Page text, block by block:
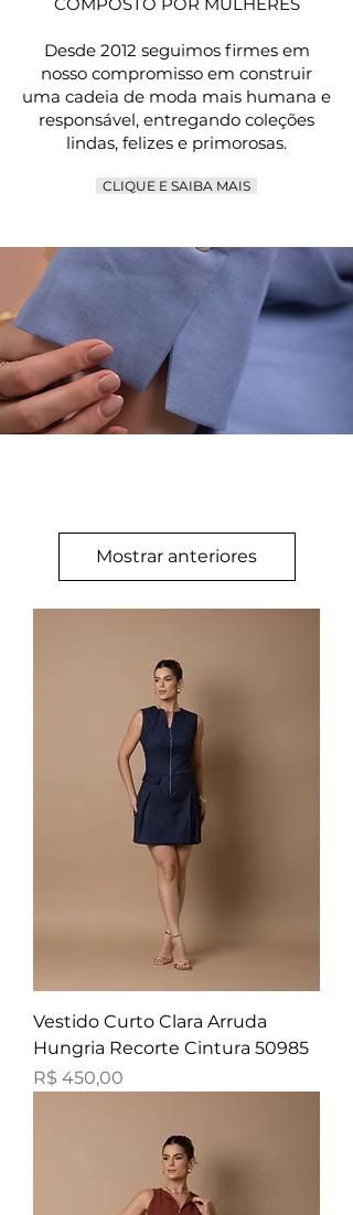
COMPOSTO POR MULHERES
Desde 2012 seguimos firmes em
nosso compromisso em construir
uma cadeia de moda mais humana e
responsável, entregando coleções
lindas, felizes e primorosas.
CLIQUE E SAIBA MAIS
Mostrar anteriores
Vestido Curto Clara Arruda
Hungria Recorte Cintura 50985
Preço
R$ 450,00